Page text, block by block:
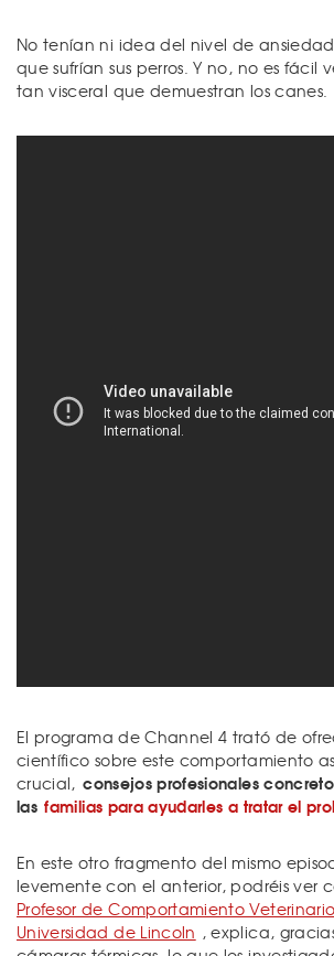
No tenían ni idea del nivel de
que sufrían sus perros. Y no, no es fácil
tan visceral que demuestran los canes.
El programa de Channel 4 trató de
científico sobre este comportamiento
crucial, consejos profesionales
las familias para ayudarles a tratar el
En este otro fragmento del mismo
levemente con el anterior, podréis ver
Profesor de Comportamiento
Universidad de Lincoln , explica,